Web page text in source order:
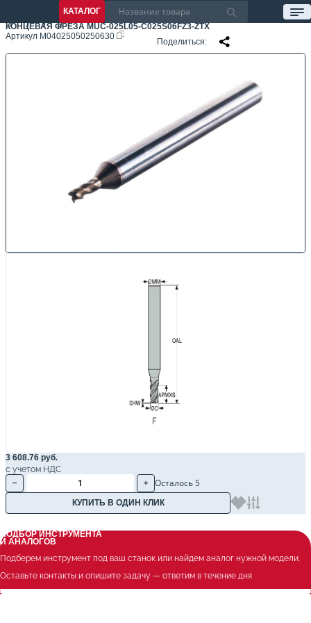
КАТАЛОГ
КОНЦЕВАЯ ФРЕЗА MUC-025L05-C025S06FZ3-ZTX
Артикул M04025050250630
Поделиться
3 608.76 руб.
с учетом НДС
Осталось 5
КУПИТЬ В ОДИН КЛИК
ПОДБОР ИНСТРУМЕНТА
И АНАЛОГОВ
Подберем инструмент под ваш станок или найдем аналог нужной модели.
Оставьте контакты и опишите задачу — ответим в течение дня